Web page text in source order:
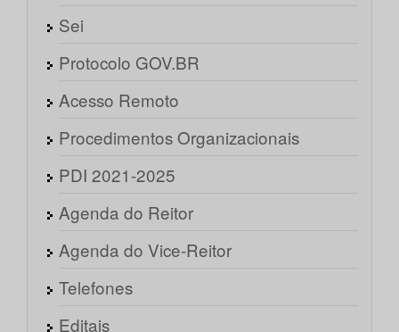
Sei
Protocolo GOV.BR
Acesso Remoto
Procedimentos Organizacionais
PDI 2021-2025
Agenda do Reitor
Agenda do Vice-Reitor
Telefones
Editais